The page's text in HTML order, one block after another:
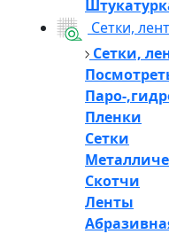
Сетки,
Сетки,
Паро-
Пленки
Сетки
Скотчи
Ленты